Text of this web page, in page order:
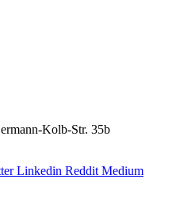
Kolb-Str. 35b
Linkedin Reddit Medium